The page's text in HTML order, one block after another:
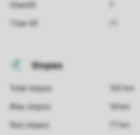
Chairlift
T-bar lift
Slopes
Total slopes
103 km
Blue slopes
18 km
Red slopes
77 km